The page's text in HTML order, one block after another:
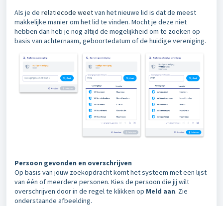
Als je de relatiecode weetvan het nieuwe lid is dat de meest
makkelijke manier om het lid te vinden. Mocht je deze niet
hebben dan heb je nog altijd de mogelijkheid om te zoeken op
basis van achternaam, geboortedatum of de huidige vereniging.
Persoon gevonden en overschrijven
Op basis van jouw zoekopdracht komt het systeem met een lijst
van één of meerdere personen. Kies de persoon die jij wilt
overschrijven door in de regel te klikken op Meld aan. Zie
onderstaande afbeelding.